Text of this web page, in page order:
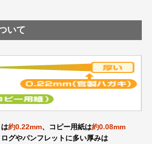
いて
約0.22mm、コピー用紙は約0.08mm
グやパンフレットに多い厚みは